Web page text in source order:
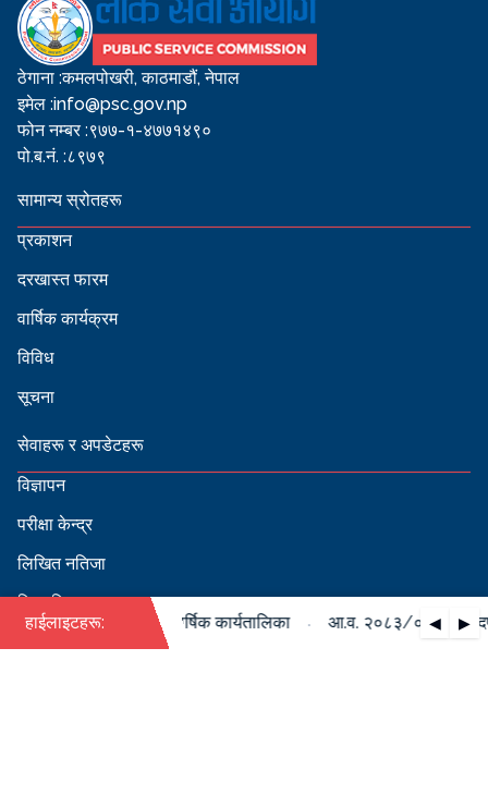
ठेगाना :कमलपोखरी, काठमाडौं, नेपाल
इमेल :info@psc.gov.np
फोन नम्बर :९७७-१-४७७१४९०
पो.ब.नं. :८९७९
सामान्य स्रोतहरू
प्रकाशन
दरखास्त फारम
वार्षिक कार्यक्रम
विविध
सूचना
सेवाहरू र अपडेटहरू
विज्ञापन
परीक्षा केन्द्र
लिखित नतिजा
सिफारिस
हाईलाइटहरू: ◀ ▶
को पदपूर्ति सम्बन्धी वार्षिक कार्यतालिका आ.व. २०८३/०८४ को